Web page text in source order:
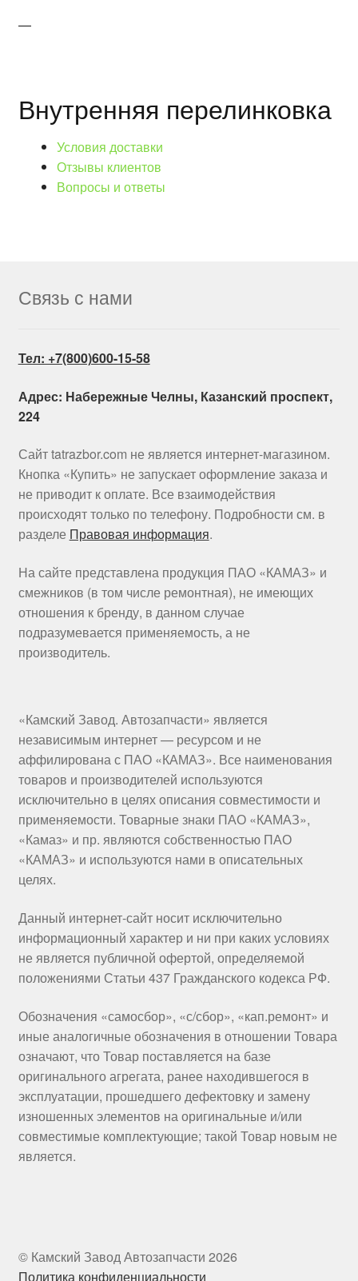
—
Внутренняя перелинковка
Условия доставки
Отзывы клиентов
Вопросы и ответы
Связь с нами
Тел: +7(800)600-15-58
Адрес: Набережные Челны, Казанский проспект,
224
Сайт tatrazbor.com не является интернет-магазином.
Кнопка «Купить» не запускает оформление заказа и
не приводит к оплате. Все взаимодействия
происходят только по телефону. Подробности см. в
разделе Правовая информация.
На сайте представлена продукция ПАО «КАМАЗ» и
смежников (в том числе ремонтная), не имеющих
отношения к бренду, в данном случае
подразумевается применяемость, а не
производитель.
«Камский Завод. Автозапчасти» является
независимым интернет — ресурсом и не
аффилирована с ПАО «КАМАЗ». Все наименования
товаров и производителей используются
исключительно в целях описания совместимости и
применяемости. Товарные знаки ПАО «КАМАЗ»,
«Камаз» и пр. являются собственностью ПАО
«КАМАЗ» и используются нами в описательных
целях.
Данный интернет-сайт носит исключительно
информационный характер и ни при каких условиях
не является публичной офертой, определяемой
положениями Статьи 437 Гражданского кодекса РФ.
Обозначения «самосбор», «с/сбор», «кап.ремонт» и
иные аналогичные обозначения в отношении Товара
означают, что Товар поставляется на базе
оригинального агрегата, ранее находившегося в
эксплуатации, прошедшего дефектовку и замену
изношенных элементов на оригинальные и/или
совместимые комплектующие; такой Товар новым не
является.
© Камский Завод Автозапчасти 2026
Политика конфиденциальности